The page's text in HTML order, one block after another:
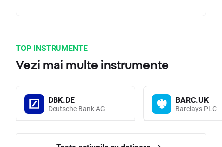
TOP INSTRUMENTE
Vezi mai multe instrumente
DBK.DE
Deutsche Bank AG
BARC.UK
Barclays PLC